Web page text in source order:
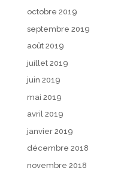
octobre 2019
septembre 2019
août 2019
juillet 2019
juin 2019
mai 2019
avril 2019
janvier 2019
décembre 2018
novembre 2018